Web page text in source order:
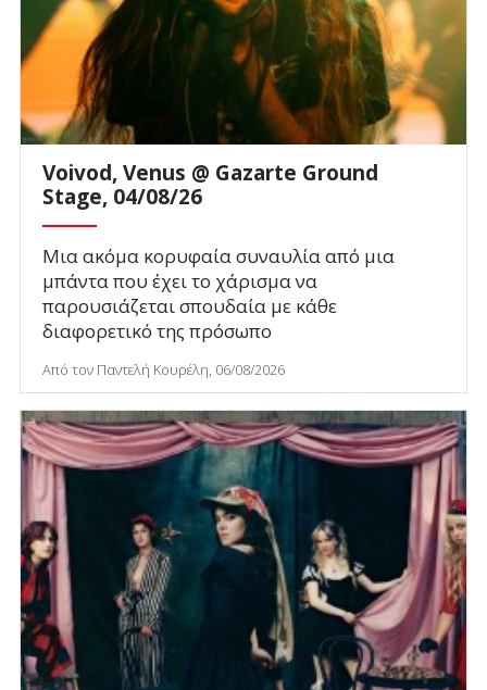
Voivod, Venus @ Gazarte Ground
Stage, 04/08/26
Μια ακόμα κορυφαία συναυλία από μια
μπάντα που έχει το χάρισμα να
παρουσιάζεται σπουδαία με κάθε
διαφορετικό της πρόσωπο
Από τον Παντελή Κουρέλη, 06/08/2026